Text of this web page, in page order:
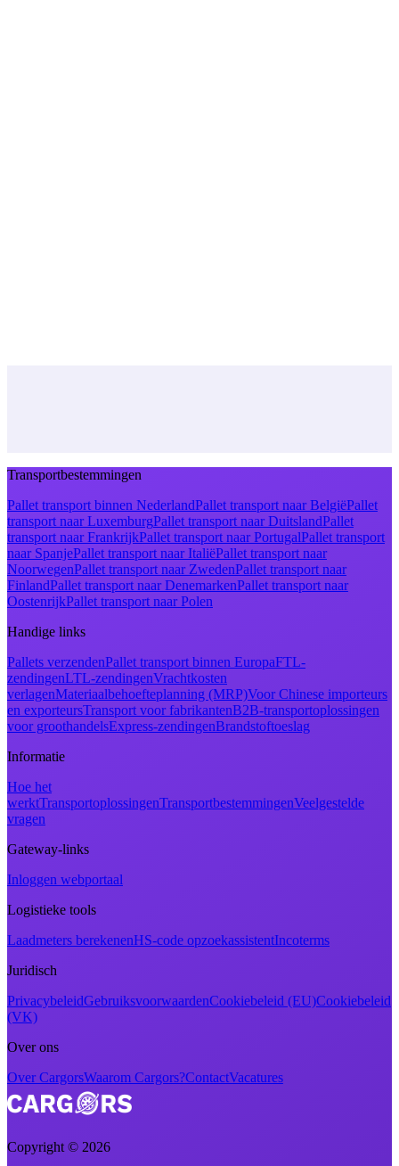
Transportbestemmingen
Pallet transport binnen NederlandPallet transport naar BelgiëPallet
transport naar LuxemburgPallet transport naar DuitslandPallet
transport naar FrankrijkPallet transport naar PortugalPallet transport
naar SpanjePallet transport naar ItaliëPallet transport naar
NoorwegenPallet transport naar ZwedenPallet transport naar
FinlandPallet transport naar DenemarkenPallet transport naar
OostenrijkPallet transport naar Polen
Handige links
Pallets verzendenPallet transport binnen EuropaFTL-
zendingenLTL-zendingenVrachtkosten
verlagenMateriaalbehoefteplanning (MRP)Voor Chinese importeurs
en exporteursTransport voor fabrikantenB2B-transportoplossingen
voor groothandelsExpress-zendingenBrandstoftoeslag
Informatie
Hoe het
werktTransportoplossingenTransportbestemmingenVeelgestelde
vragen
Gateway-links
Inloggen webportaal
Logistieke tools
Laadmeters berekenenHS-code opzoekassistentIncoterms
Juridisch
PrivacybeleidGebruiksvoorwaardenCookiebeleid (EU)Cookiebeleid
(VK)
Over ons
Over CargorsWaarom Cargors?ContactVacatures
Copyright © 2026